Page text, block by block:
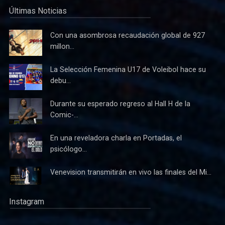
Últimas Noticias
Con una asombrosa recaudación global de 927
millon...
La Selección Femenina U17 de Voleibol hace su
debu...
Durante su esperado regreso al Hall H de la
Comic-...
En una reveladora charla en Portadas, el
psicólogo...
Venevision transmitirán en vivo las finales del Mi...
Instagram